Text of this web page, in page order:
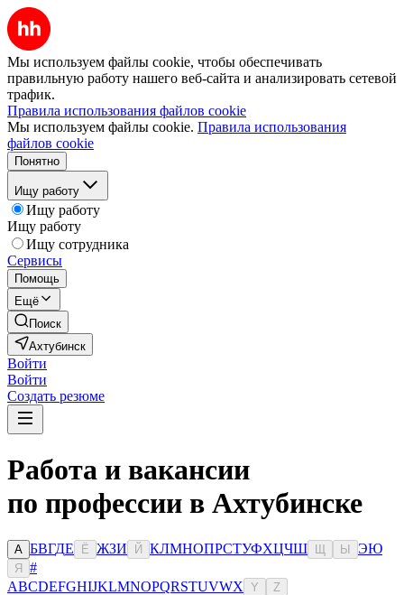
Мы используем файлы cookie, чтобы обеспечивать
правильную работу нашего веб-сайта и анализировать сетевой
трафик.
Правила использования файлов cookie
Мы используем файлы cookie. Правила использования
файлов cookie
Понятно
Ищу работу
Ищу работу
Ищу работу
Ищу сотрудника
Сервисы
Помощь
Ещё
Поиск
Ахтубинск
Войти
Войти
Создать резюме
Работа и вакансии
по профессии в Ахтубинске
А БВГДЕ Ё ЖЗИ Й КЛМНОПРСТУФХЦЧШ Ы ЭЮ
Я
#
ABCDEFGHIJKLMNOPQRSTUVWX Y Z